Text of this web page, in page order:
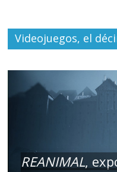
Videojuegos, el
REANIMAL,